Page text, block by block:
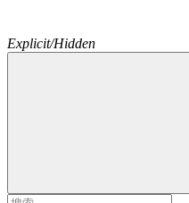
Explicit/Hidden